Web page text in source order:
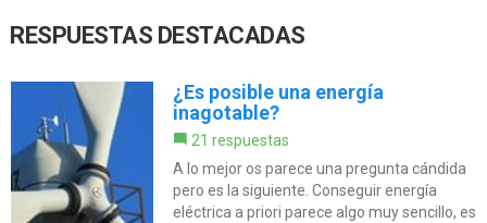
RESPUESTAS DESTACADAS
¿Es posible una energía
inagotable?
21 respuestas
A lo mejor os parece una pregunta cándida
pero es la siguiente. Conseguir energía
eléctrica a priori parece algo muy sencillo, es